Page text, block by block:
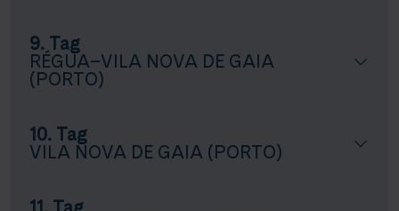
9. Tag
RÉGUA–VILA NOVA DE GAIA
(PORTO)
10. Tag
VILA NOVA DE GAIA (PORTO)